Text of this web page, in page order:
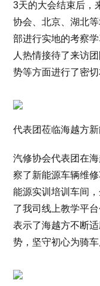
3天的大会结束后，
协会、北京、湖北
部进行实地的考察
人热情接待了来访
势等方面进行了密切
代表团莅临海越方
汽修协会代表团在
察了新能源车辆维
能源实训培训车间
了我司线上教学平
表示了海越方不断
势，坚守初心为骑